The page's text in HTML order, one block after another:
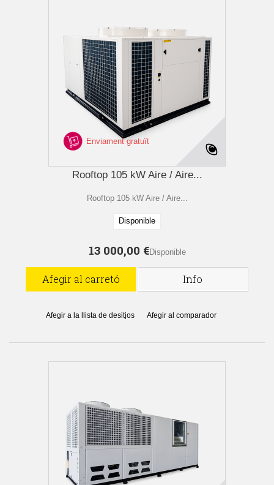
Enviament gratuït
Rooftop 105 kW Aire / Aire...
Rooftop 105 kW Aire / Aire...
Disponible
13 000,00 €Disponible
Afegir al carretó Info
Afegir a la llista de desitjos Afegir al comparador